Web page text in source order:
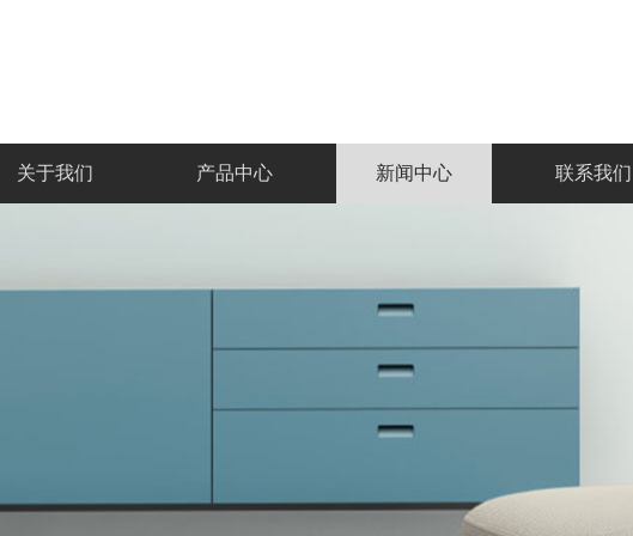
关于我们 产品中心 新闻中心 联系我们